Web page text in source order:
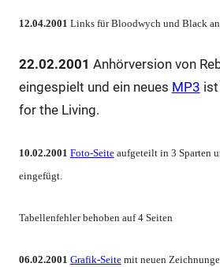
12.04.2001 Links für Bloodwych und Black
22.02.2001 Anhörversion von
eingespielt und ein neues MP3 ist
for the Living.
10.02.2001 Foto-Seiteaufgeteilt in 3 Sparten
eingefügt.
Tabellenfehler behoben auf 4 Seiten
06.02.2001 Grafik-Seitemit neuen